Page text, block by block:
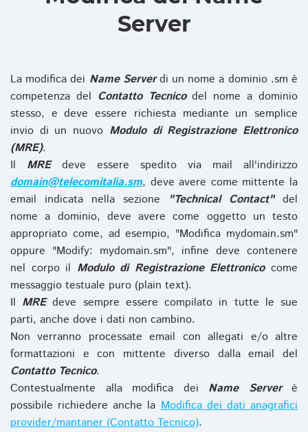
Server
La modifica dei Name Serverdi un nome a dominio .sm è
competenza del Contatto Tecnicodel nome a dominio
stesso, e deve essere richiesta mediante un semplice
invio di un nuovo Modulo di Registrazione Elettronico
(MRE).
Il MREdeve essere spedito via mail all'indirizzo
domain@telecomitalia.sm, deve avere come mittente la
email indicata nella sezione
"Technical Contact"del
nome a dominio, deve avere come oggetto un testo
appropriato come, ad esempio, "Modifica mydomain.sm"
oppure "Modify: mydomain.sm", infine deve contenere
nel corpo il Modulo di Registrazione Elettronicocome
messaggio testuale puro (plain text).
Il MREdeve sempre essere compilato in tutte le sue
parti, anche dove i dati non cambino.
Non verranno processate email con allegati e/o altre
formattazioni e con mittente diverso dalla email del
Contatto Tecnico.
Contestualmente alla modifica dei Name Serverè
possibile richiedere anche laModifica dei dati anagrafici
provider/mantaner (Contatto Tecnico).